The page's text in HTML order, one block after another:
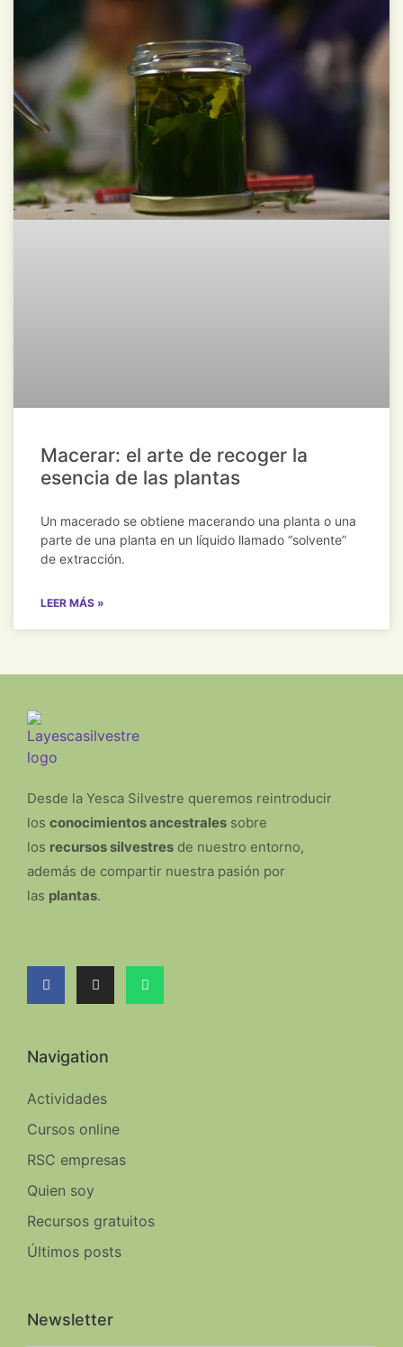
Macerar: el arte de recoger la
esencia de las plantas
Un macerado se obtiene macerando una planta o una
parte de una planta en un líquido llamado “solvente”
de extracción.
LEER MÁS »
Desde la Yesca Silvestre queremos reintroducir
los conocimientos ancestrales sobre
los recursos silvestres de nuestro entorno,
además de compartir nuestra pasión por
las plantas.
Navigation
Actividades
Cursos online
RSC empresas
Quien soy
Recursos gratuitos
Últimos posts
Newsletter